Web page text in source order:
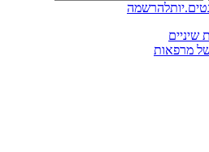
להרשמה
שיניים
של מרפאות